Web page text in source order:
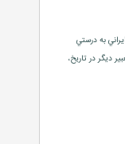
به ‌درستي
ديگر در تاريخ،